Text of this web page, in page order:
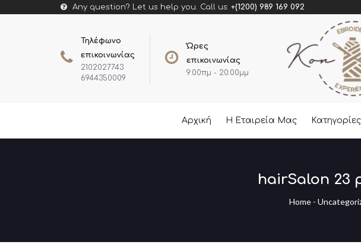
Any question? Let us help you. Call us: +(1200) 989 169 092
Τηλέφωνο
επικοινωνίας
2102027743
6944350009
Ώρες
επικοινωνίας
9:00πμ - 20:00μμ
Αρχική Η Εταιρεία Μας Κατηγορίες
hairSalon 23
Home -